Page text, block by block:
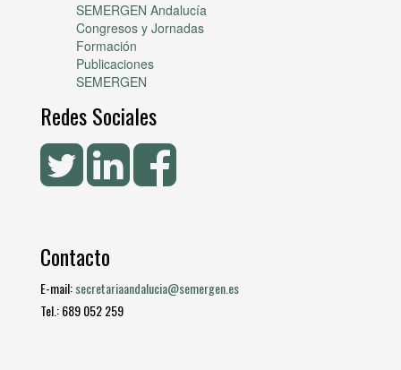
SEMERGEN Andalucía
Congresos y Jornadas
Formación
Publicaciones
SEMERGEN
Redes Sociales
Contacto
E-mail:secretariaandalucia@semergen.es
Tel.: 689 052 259